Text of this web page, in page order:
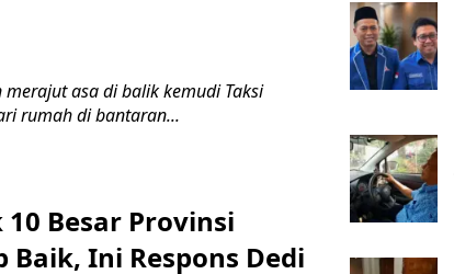
asa di balik kemudi Taksi
rumah di bantaran...
Besar Provinsi
Ini Respons Dedi